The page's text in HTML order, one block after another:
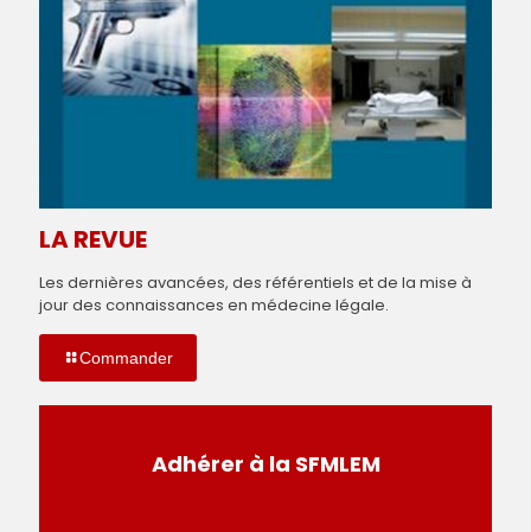
LA REVUE
Les dernières avancées, des référentiels et de la mise à
jour des connaissances en médecine légale.
Commander
Adhérer à la SFMLEM